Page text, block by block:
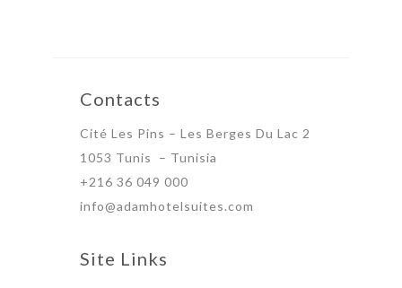
Contacts
Cité Les Pins – Les Berges Du Lac 2
1053 Tunis – Tunisia
+216 36 049 000
info@adamhotelsuites.com
Site Links